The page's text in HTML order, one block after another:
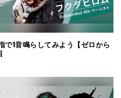
1音鳴らしてみよう【ゼロから